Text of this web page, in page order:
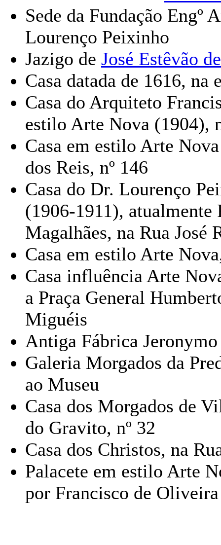
Sede da Fundação Engº
Lourenço Peixinho
Jazigo de José Estêvão
Casa datada de 1616, na
Casa do Arquiteto
estilo Arte Nova (1904),
Casa em estilo Arte
dos Reis, nº 146
Casa do Dr. Lourenço
(1906-1911), atualmente
Magalhães, na Rua José
Casa em estilo Arte
Casa influência Arte
a Praça General
Miguéis
Antiga Fábrica
Galeria Morgados da
ao Museu
Casa dos Morgados de
do Gravito, nº 32
Casa dos Christos, na
Palacete em estilo Arte
por Francisco de